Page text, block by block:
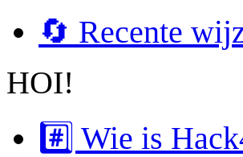
🔄 Recente
HOI!
#️⃣ Wie is